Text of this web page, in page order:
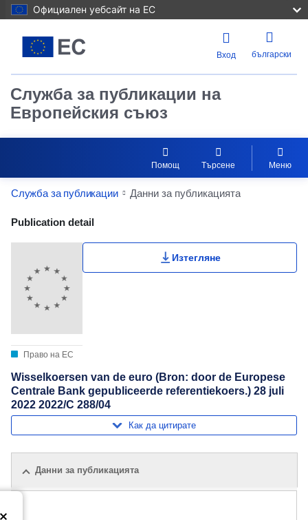
Официален уебсайт на ЕС
Вход български
Служба за публикации на
Европейския съюз
Помощ Търсене Меню
Служба за публикации Данни за публикацията
Publication Detail Actions Portlet
Publication detail
Право на ЕС
Изтегляне
Wisselkoersen van de euro (Bron: door de Europese
Centrale Bank gepubliceerde referentiekoers.) 28 juli
2022 2022/C 288/04
Как да цитирате
Данни за публикацията